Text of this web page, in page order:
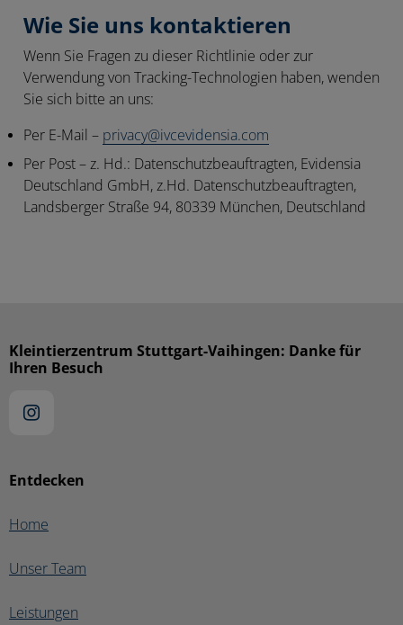
Wie Sie uns kontaktieren
Wenn Sie Fragen zu dieser Richtlinie oder zur
Verwendung von Tracking-Technologien haben, wenden
Sie sich bitte an uns:
Per E-Mail – privacy@ivcevidensia.com
Per Post – z. Hd.: Datenschutzbeauftragten, Evidensia
Deutschland GmbH, z.Hd. Datenschutzbeauftragten,
Landsberger Straße 94, 80339 München, Deutschland
Entdecken
Home
Unser Team
Leistungen
Kleintierzentrum Stuttgart-Vaihingen: Danke für
Ihren Besuch